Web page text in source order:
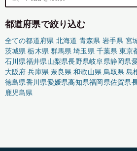
都道府県で絞り込む
全ての都道府県 北海道 青森県 岩手県 宮
茨城県 栃木県 群馬県 埼玉県 千葉県 東京
石川県福井県山梨県長野県岐阜県静岡県
大阪府 兵庫県 奈良県 和歌山県 鳥取県 島
徳島県香川県愛媛県高知県福岡県佐賀県
鹿児島県